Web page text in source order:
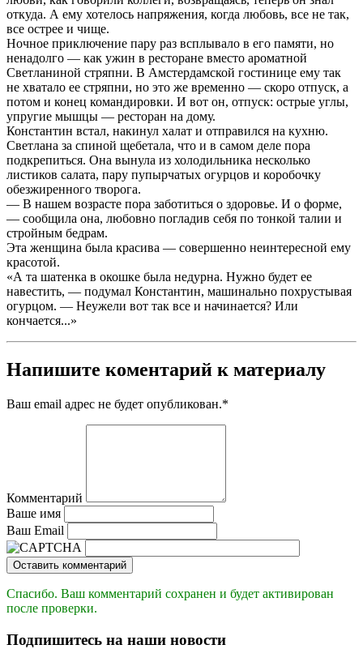
откуда. А ему хотелось напряжения, когда любовь, все не так,
все острее и чище.
Ночное приключение пару раз всплывало в его памяти, но
ненадолго — как ужин в ресторане вместо ароматной
Светланиной стряпни. В Амстердамской гостинице ему так
не хватало ее стряпни, но это же временно — скоро отпуск, а
потом и конец командировки. И вот он, отпуск: острые углы,
упругие мышцы — ресторан на дому.
Константин встал, накинул халат и отправился на кухню.
Светлана за спиной щебетала, что и в самом деле пора
подкрепиться. Она вынула из холодильника несколько
листиков салата, пару пупырчатых огурцов и коробочку
обезжиренного творога.
— В нашем возрасте пора заботиться о здоровье. И о форме,
— сообщила она, любовно погладив себя по тонкой талии и
стройным бедрам.
Эта женщина была красива — совершенно неинтересной ему
красотой.
«А та шатенка в окошке была недурна. Нужно будет ее
навестить, — подумал Константин, машинально похрустывая
огурцом. — Неужели вот так все и начинается? Или
кончается...»
Напишите коментарий к материалу
Ваш email адрес не будет опубликован.*
Комментарий
Ваше имя
Ваш Email
Оставить комментарий
Спасибо. Ваш комментарий сохранен и будет активирован
после проверки.
Подпишитесь на наши новости